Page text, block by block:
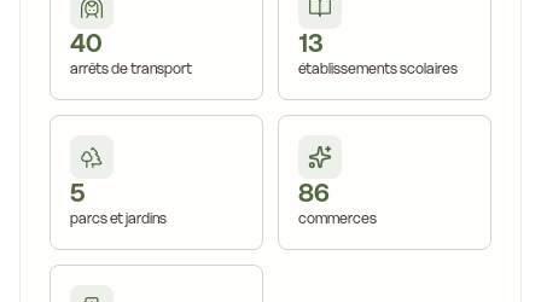
40
arrêts de transport
13
établissements scolaires
5
parcs et jardins
86
commerces